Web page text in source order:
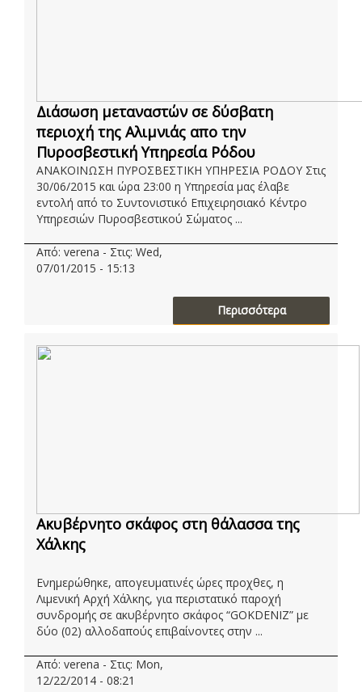
Διάσωση μεταναστών σε δύσβατη
περιοχή της Αλιμνιάς απο την
Πυροσβεστική Υπηρεσία Ρόδου
ΑΝΑΚΟΙΝΩΣΗ ΠΥΡΟΣΒΕΣΤΙΚΗ ΥΠΗΡΕΣΙΑ ΡΟΔΟΥ Στις
30/06/2015 και ώρα 23:00 η Υπηρεσία μας έλαβε
εντολή από το Συντονιστικό Επιχειρησιακό Κέντρο
Υπηρεσιών Πυροσβεστικού Σώματος ...
Από: verena - Στις: Wed,
07/01/2015 - 15:13
Περισσότερα
Ακυβέρνητο σκάφος στη θάλασσα της
Χάλκης
Ενημερώθηκε, απογευματινές ώρες προχθες, η
Λιμενική Αρχή Χάλκης, για περιστατικό παροχή
συνδρομής σε ακυβέρνητο σκάφος “GOKDENIZ” με
δύο (02) αλλοδαπούς επιβαίνοντες στην ...
Από: verena - Στις: Mon,
12/22/2014 - 08:21